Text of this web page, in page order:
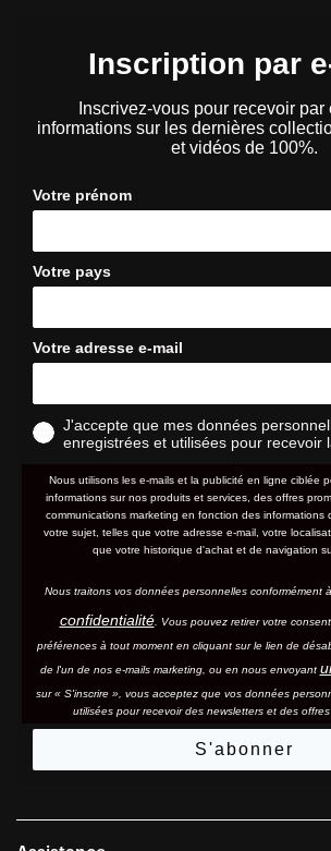
Inscription par
Inscrivez-vous pour recevoir par
informations sur les dernières
et vidéos de 100%.
Votre prénom
Votre pays
Votre adresse e-mail
J'accepte que mes données
enregistrées et utilisées pour recevoir
Nous utilisons les e-mails et la publicité en ligne ciblée
informations sur nos produits et services, des offres
communications marketing en fonction des informations
votre sujet, telles que votre adresse e-mail, votre
que votre historique d'achat et de navigation
Nous traitons vos données personnelles conformément
confidentialité. Vous pouvez retirer votre
préférences à tout moment en cliquant sur le lien de
de l'un de nos e-mails marketing, ou en nous envoyant
sur « S'inscrire », vous acceptez que vos données
utilisées pour recevoir des newsletters et des offres
S'abonner